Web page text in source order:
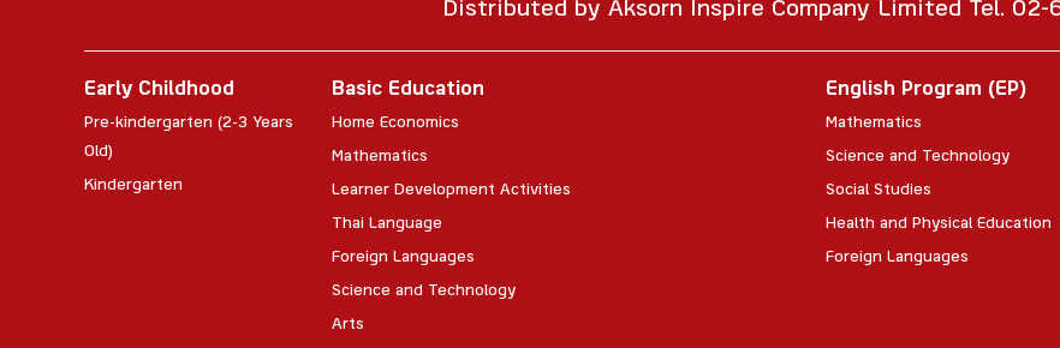
Distributed by Aksorn Inspire Company Limited Tel. 02-
Early Childhood
Pre-kindergarten (2-3 Years
Old)
Kindergarten
Basic Education
Home Economics
Mathematics
Learner Development Activities
Thai Language
Foreign Languages
Science and Technology
Arts
English Program (EP)
Mathematics
Science and Technology
Social Studies
Health and Physical Education
Foreign Languages